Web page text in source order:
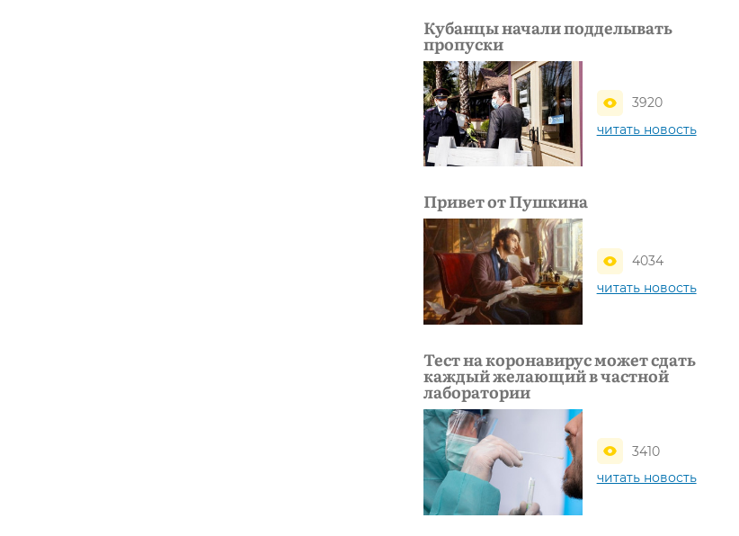
Кубанцы начали подделывать
пропуски
3920
читать новость
Привет от Пушкина
4034
читать новость
Тест на коронавирус может сдать
каждый желающий в частной
лаборатории
3410
читать новость